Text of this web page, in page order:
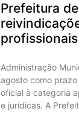
Prefeitura
Administração
agosto como
oficial à categoria
e jurídicas. A